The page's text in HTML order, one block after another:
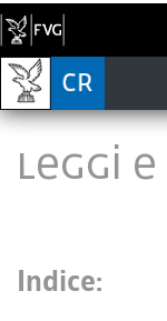
LEGGI
Indice: